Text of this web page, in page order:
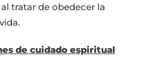
tratar de obedecer la
de cuidado espiritual